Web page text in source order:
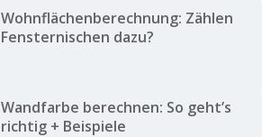
Wohnflächenberechnung: Zählen
Fensternischen dazu?
Wandfarbe berechnen: So geht’s
richtig + Beispiele